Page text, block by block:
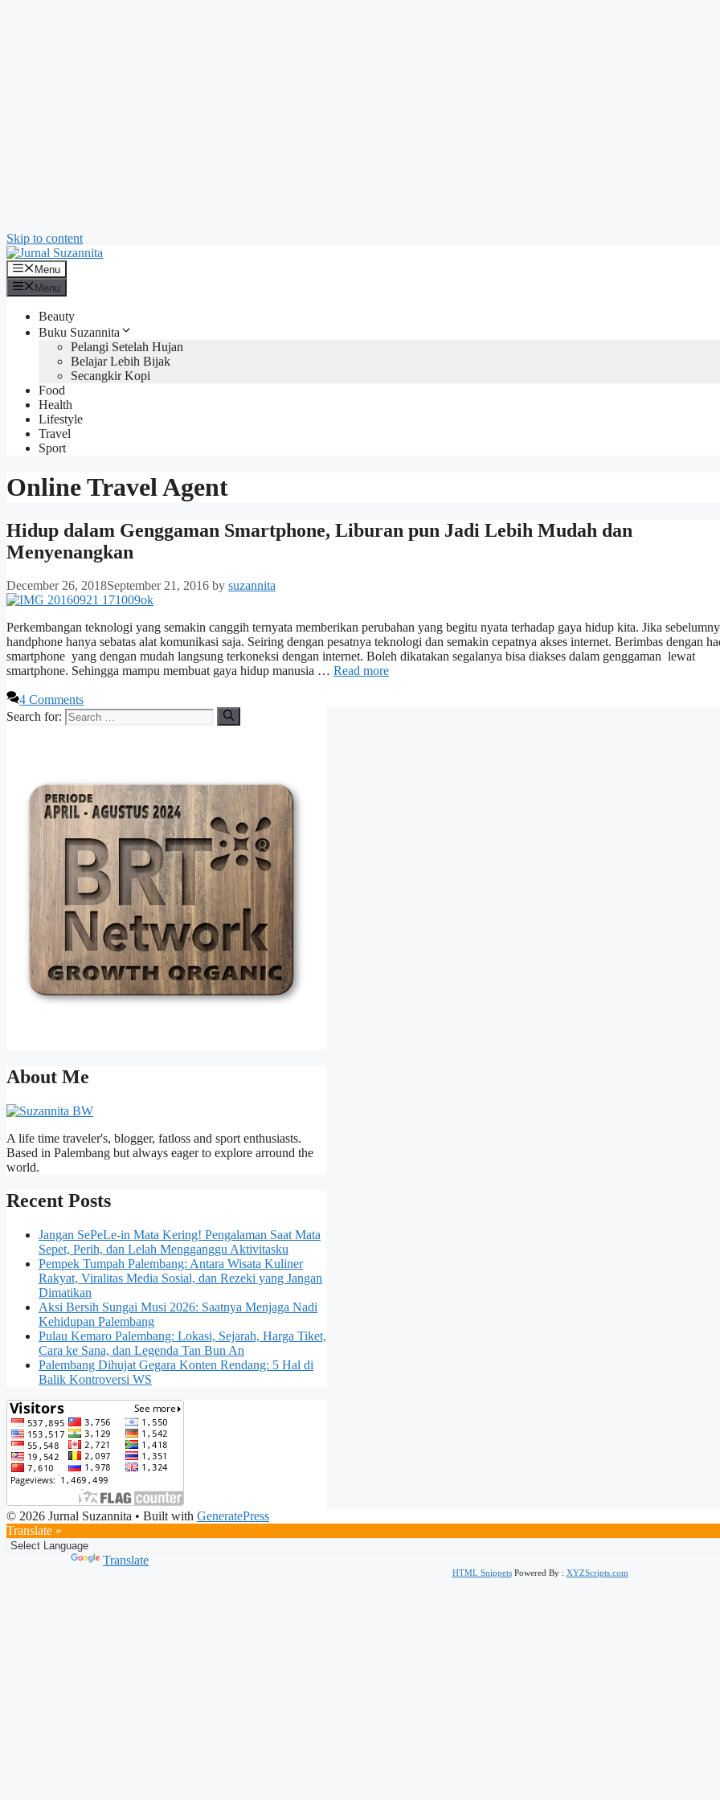
Skip to content
Menu
Menu
Beauty
Buku Suzannita
Pelangi Setelah Hujan
Belajar Lebih Bijak
Secangkir Kopi
Food
Health
Lifestyle
Travel
Sport
Online Travel Agent
Hidup dalam Genggaman Smartphone, Liburan pun Jadi Lebih Mudah dan
Menyenangkan
December 26, 2018September 21, 2016 by suzannita
Perkembangan teknologi yang semakin canggih ternyata memberikan perubahan yang begitu nyata terhadap gaya hidup kita. Jika
handphone hanya sebatas alat komunikasi saja. Seiring dengan pesatnya teknologi dan semakin cepatnya akses internet. Berimbas dengan
smartphone yang dengan mudah langsung terkoneksi dengan internet. Boleh dikatakan segalanya bisa diakses dalam genggaman lewat
smartphone. Sehingga mampu membuat gaya hidup manusia … Read more
4 Comments
Search for:
About Me
A life time traveler's, blogger, fatloss and sport enthusiasts.
Based in Palembang but always eager to explore arround the
world.
Recent Posts
Jangan SePeLe-in Mata Kering! Pengalaman Saat Mata
Sepet, Perih, dan Lelah Mengganggu Aktivitasku
Pempek Tumpah Palembang: Antara Wisata Kuliner
Rakyat, Viralitas Media Sosial, dan Rezeki yang Jangan
Dimatikan
Aksi Bersih Sungai Musi 2026: Saatnya Menjaga Nadi
Kehidupan Palembang
Pulau Kemaro Palembang: Lokasi, Sejarah, Harga Tiket,
Cara ke Sana, dan Legenda Tan Bun An
Palembang Dihujat Gegara Konten Rendang: 5 Hal di
Balik Kontroversi WS
© 2026 Jurnal Suzannita • Built with GeneratePress
Translate »
Translate
HTML SnippetsPowered By : XYZScripts.com